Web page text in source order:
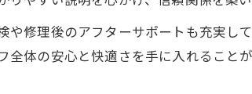
や修理後のアフターサポートも充実し
全体の安心と快適さを手に入れることが